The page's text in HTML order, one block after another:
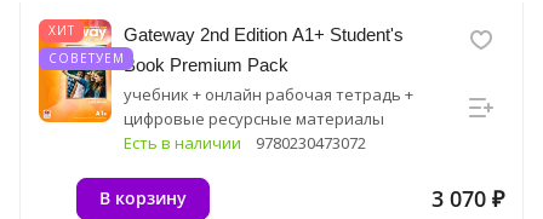
ХИТ
СОВЕТУЕМ
Gateway 2nd Edition A1+ Student's
Book Premium Pack
учебник + онлайн рабочая тетрадь +
цифровые ресурсные материалы
Есть в наличии
9780230473072
3 070 ₽
В корзину